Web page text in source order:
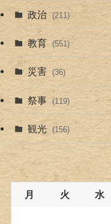
政治 (211)
教育 (551)
災害 (36)
祭事 (119)
観光 (156)
月 火 水